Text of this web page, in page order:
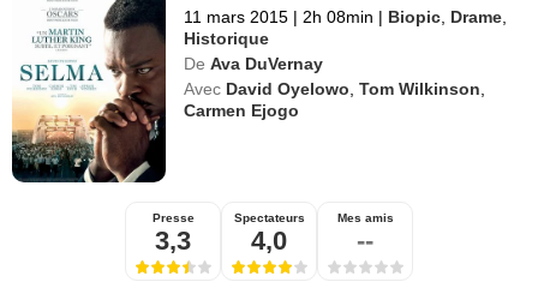
11 mars 2015 | 2h 08min | Biopic Drame
Historique
De Ava DuVernay
Avec David Oyelowo ,Tom Wilkinson
Carmen Ejogo
Presse
3,3
Spectateurs
4,0
Mes amis
--